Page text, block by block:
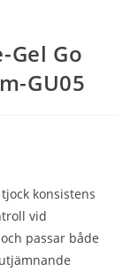
Gel Go
GU05
konsistens
vid
passar både